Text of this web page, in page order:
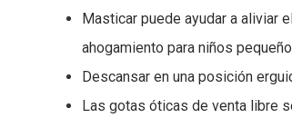
Masticar puede ayudar a aliviar
ahogamiento para niños
Descansar en una posición
Las gotas óticas de venta libre